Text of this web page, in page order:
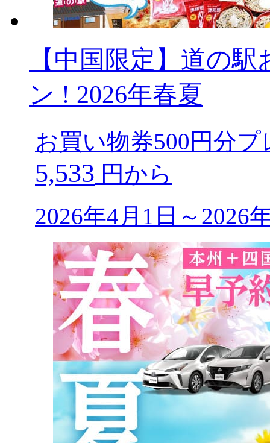
【中国限定】道の
ン ! 2026年春夏
お買い物券500円分
5,533 円から
2026年4月1日～2026